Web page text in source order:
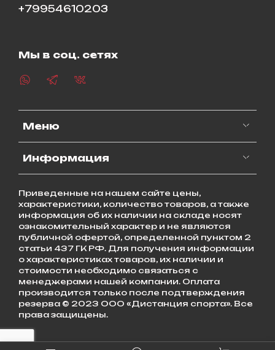
Меню
Информация
+79954610203
Мы в соц. сетях
Приведенные на нашем сайте цены,
характеристики, количество товаров, а также
информация об их наличии на складе носят
ознакомительный характер и не являются
публичной офертой, определенной пунктом 2
статьи 437 ГК РФ. Для получения информации
о характеристиках товаров, их наличии и
стоимости необходимо связаться с
менеджерами нашей компании. Оплата
производится только после подтверждения
резерва © 2023 ООО «Дистанция спорта». Все
права защищены.